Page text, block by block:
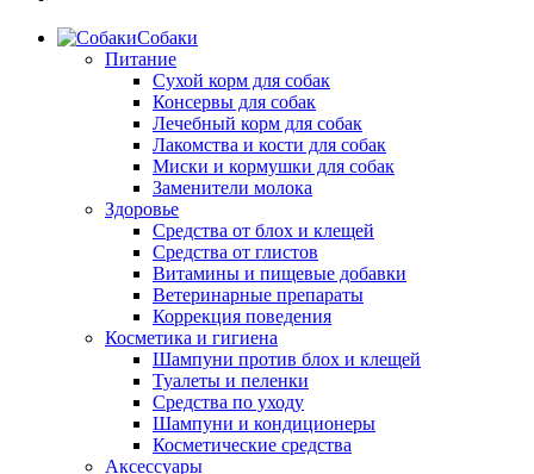
Собаки
Питание
Сухой корм для собак
Консервы для собак
Лечебный корм для собак
Лакомства и кости для собак
Миски и кормушки для собак
Заменители молока
Здоровье
Средства от блох и клещей
Средства от глистов
Витамины и пищевые добавки
Ветеринарные препараты
Коррекция поведения
Косметика и гигиена
Шампуни против блох и клещей
Туалеты и пеленки
Средства по уходу
Шампуни и кондиционеры
Косметические средства
Аксессуары